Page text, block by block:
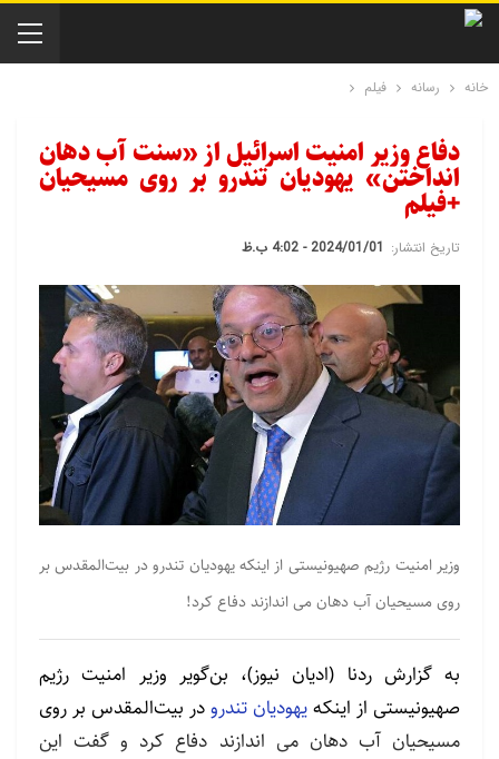
خانه رسانه فیلم
دفاع وزیر امنیت اسرائیل از «سنت آب دهان
انداختن» یهودیان تندرو بر روی مسیحیان
+فیلم
تاریخ انتشار: 2024/01/01 - 4:02 ب.ظ
وزیر امنیت رژیم صهیونیستی از اینکه یهودیان تندرو در بیت‌المقدس بر
روی مسیحیان آب دهان می اندازند دفاع کرد!
به گزارش ردنا (ادیان نیوز)، بن‌گویر وزیر امنیت رژیم
صهیونیستی از اینکهیهودیان تندرودر بیت‌المقدس بر روی
مسیحیان آب دهان می اندازند دفاع کرد و گفت این